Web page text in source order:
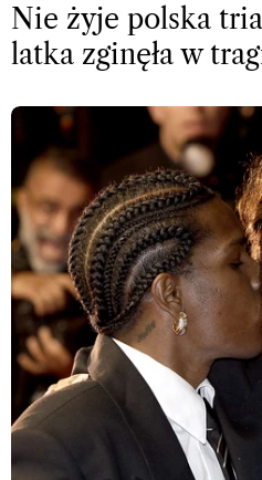
Nie żyje polska
latka zginęła w